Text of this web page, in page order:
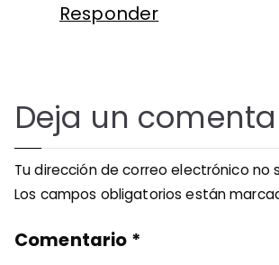
Responder
Deja un
Tu dirección de correo electrónico no
Los campos obligatorios están
Comentario *